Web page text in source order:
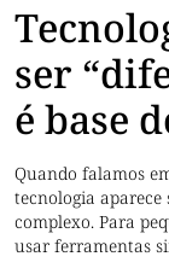
ser
é base
Quando falamos
tecnologia
complexo. Para
usar ferramentas